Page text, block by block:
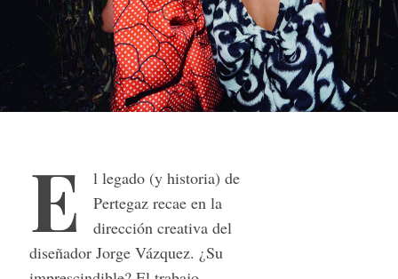
E
l legado (y historia) de
Pertegaz recae en la
dirección creativa del
diseñador Jorge Vázquez. ¿Su